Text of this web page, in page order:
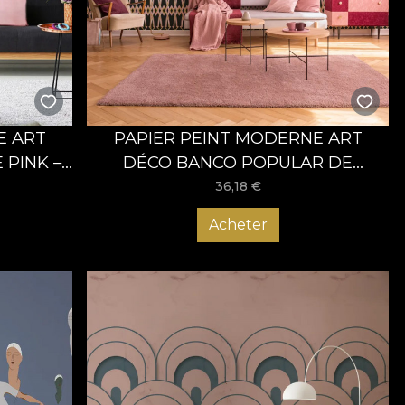
des designs uniques conçus pour vous inspirer !
lieu mémorable qui impressionnera tous les visiteurs !
ART
PINK –
PAPIER PEINT MODERNE ART
DÉCO BANCO POPULAR DE
PUERTO RICO – VLADILA
36,18 €
Acheter